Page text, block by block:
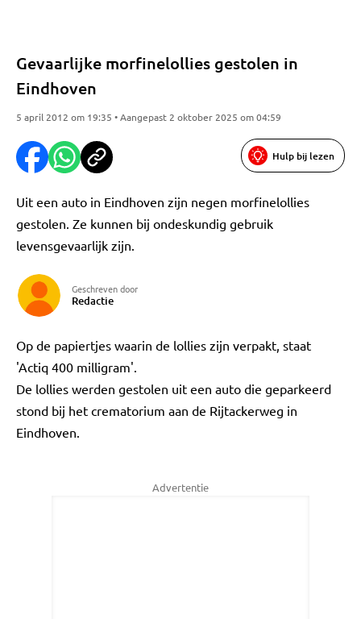
Gevaarlijke morfinelollies gestolen in
Eindhoven
5 april 2012 om 19:35 • Aangepast 2 oktober 2025 om 04:59
Hulp bij lezen
Uit een auto in Eindhoven zijn negen morfinelollies
gestolen. Ze kunnen bij ondeskundig gebruik
levensgevaarlijk zijn.
Geschreven door
Redactie
Op de papiertjes waarin de lollies zijn verpakt, staat
'Actiq 400 milligram'.
De lollies werden gestolen uit een auto die geparkeerd
stond bij het crematorium aan de Rijtackerweg in
Eindhoven.
Advertentie